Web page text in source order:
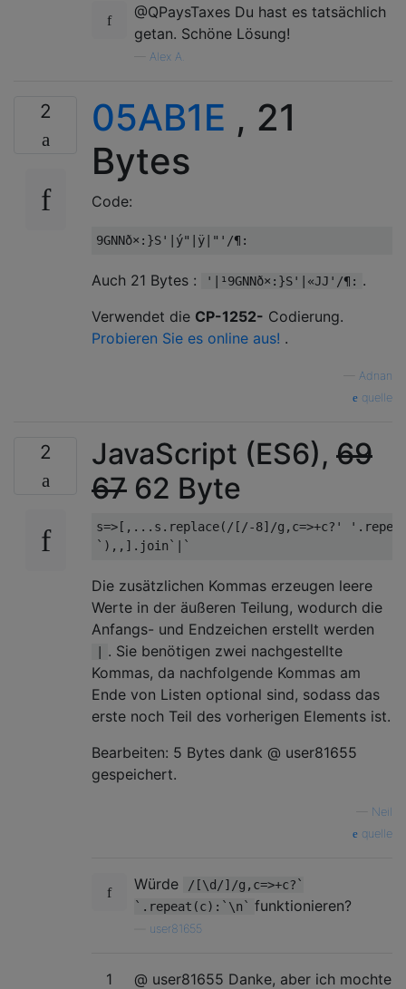
@QPaysTaxes Du hast es tatsächlich
getan. Schöne Lösung!
Alex A.
2 05AB1E , 21
Bytes
Code:
Auch 21 Bytes : '|¹9GNNð×:}S'|«JJ'/¶: .
Verwendet die CP-1252- Codierung.
Probieren Sie es online aus! .
Adnan
quelle
2 JavaScript (ES6), 69
67 62 Byte
s=>[,...s.replace(/[/-8]/g,c=>+c?'
Die zusätzlichen Kommas erzeugen leere
Werte in der äußeren Teilung, wodurch die
Anfangs- und Endzeichen erstellt werden
. Sie benötigen zwei nachgestellte
Kommas, da nachfolgende Kommas am
Ende von Listen optional sind, sodass das
erste noch Teil des vorherigen Elements ist.
Bearbeiten: 5 Bytes dank @ user81655
gespeichert.
Neil
quelle
Würde
/[\d/]/g,c=>+c?`
`.repeat(c):`\n` funktionieren?
user81655
1
@ user81655 Danke, aber ich mochte